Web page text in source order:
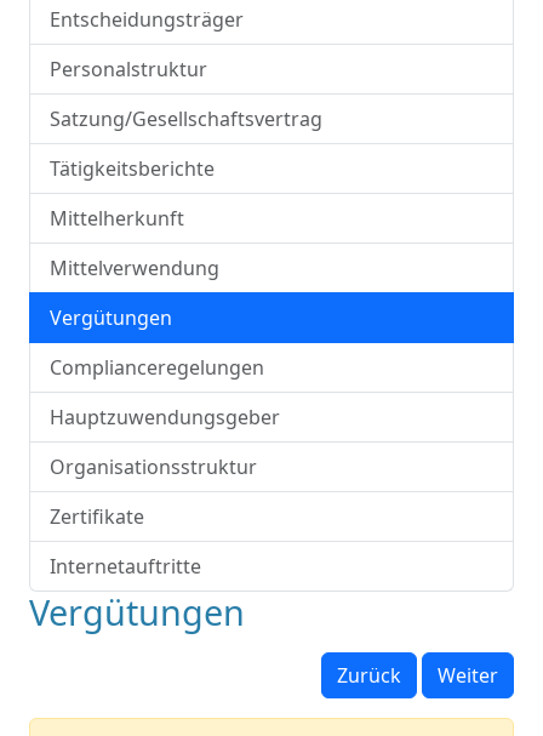
Entscheidungsträger
Personalstruktur
Satzung/Gesellschaftsvertrag
Tätigkeitsberichte
Mittelherkunft
Mittelverwendung
Vergütungen
Complianceregelungen
Hauptzuwendungsgeber
Organisationsstruktur
Zertifikate
Internetauftritte
Vergütungen
Zurück Weiter